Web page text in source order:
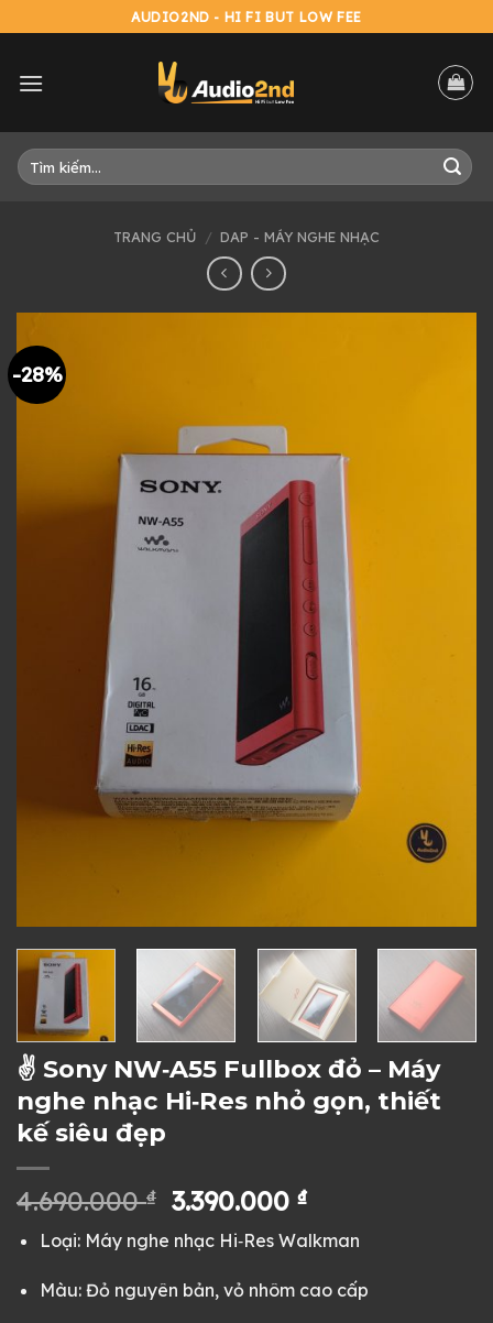
to
AUDIO2ND - HI FI BUT LOW FEE
Tìm
kiếm:
TRANG CHỦ / DAP - MÁY NGHE NHẠC
-28%
✌ Sony NW‑A55 Fullbox đỏ – Máy
nghe nhạc Hi‑Res nhỏ gọn, thiết
kế siêu đẹp
4.690.000₫
Giá
gốc
là:
4.690.000 ₫.
3.390.000₫Giá
hiện
tại
là:
3.390.000 ₫.
Loại: Máy nghe nhạc Hi‑Res Walkman
Màu: Đỏ nguyên bản, vỏ nhôm cao cấp